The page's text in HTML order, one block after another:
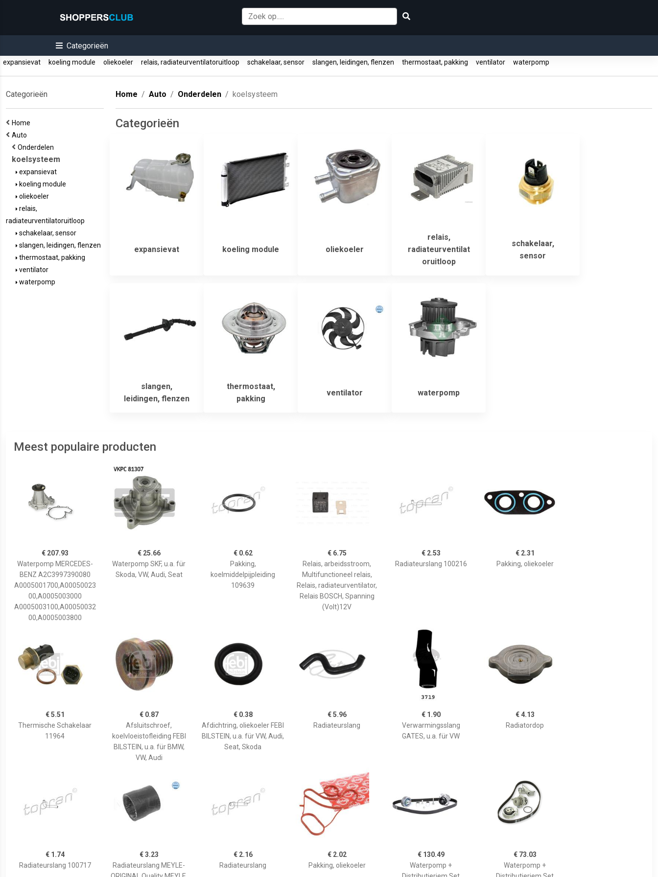
Categorieën
expansievat koeling module oliekoeler relais, radiateurventilatoruitloop schakelaar, sensor slangen, leidingen, flenzen thermostaat, pakking ventilator waterpomp
Categorieën
Home
Auto
Onderdelen
koelsysteem
expansievat
koeling module
oliekoeler
relais,
radiateurventilatoruitloop
schakelaar, sensor
slangen, leidingen, flenzen
thermostaat, pakking
ventilator
waterpomp
Home Auto Onderdelen koelsysteem
Categorieën
expansievat koeling module oliekoeler
relais,
radiateurventilat
oruitloop
schakelaar,
sensor
slangen,
leidingen, flenzen
thermostaat,
pakking
ventilator waterpomp
Meest populaire producten
€ 207.93
Waterpomp MERCEDES-
BENZ A2C3997390080
A0005001700,A00050023
00,A0005003000
A0005003100,A00050032
00,A0005003800
€ 25.66
Waterpomp SKF, u.a. für
Skoda, VW, Audi, Seat
€ 0.62
Pakking,
koelmiddelpijpleiding
109639
€ 6.75
Relais, arbeidsstroom,
Multifunctioneel relais,
Relais, radiateurventilator,
Relais BOSCH, Spanning
(Volt)12V
€ 2.53
Radiateurslang 100216
€ 2.31
Pakking, oliekoeler
€ 5.51
Thermische Schakelaar
11964
€ 0.87
Afsluitschroef,
koelvloeistofleiding FEBI
BILSTEIN, u.a. für BMW,
VW, Audi
€ 0.38
Afdichtring, oliekoeler FEBI
BILSTEIN, u.a. für VW, Audi,
Seat, Skoda
€ 5.96
Radiateurslang
€ 1.90
Verwarmingsslang
GATES, u.a. für VW
€ 4.13
Radiatordop
€ 1.74
Radiateurslang 100717
€ 3.23
Radiateurslang MEYLE-
€ 2.16
Radiateurslang
€ 2.02
Pakking, oliekoeler
€ 130.49
Waterpomp +
€ 73.03
Waterpomp +